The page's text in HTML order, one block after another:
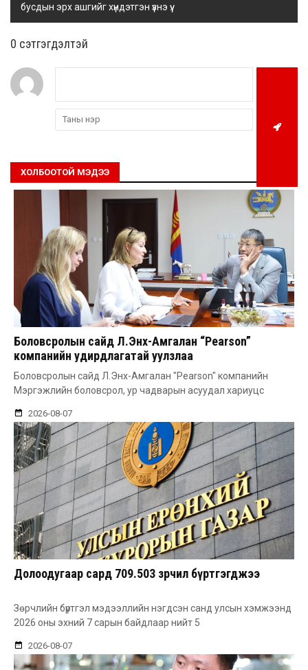
бусдын эрх ашгийг хүндэтгэн үзнэ үү.
0 cэтгэгдэлтэй
ХОЛБООТОЙ МЭДЭЭ
Боловсролын сайд Л.Энх-Амгалан “Pearson”
компанийн удирдлагатай уулзлаа
Боловсролын сайд Л.Энх-Амгалан "Pearson" компанийн
Мэргэжлийн боловсрол, ур чадварын асуудал хариуцс
2026-08-07
Долоодугаар сард 709.503 зөрчил бүртгэгджээ
Зөрчлийн бүртгэл мэдээллийн нэгдсэн санд улсын хэмжээнд
2026 оны эхний 7 сарын байдлаар нийт 5
2026-08-07